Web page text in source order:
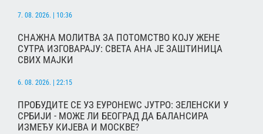
7. 08. 2026. | 10:36
СНАЖНА МОЛИТВА ЗА ПОТОМСТВО КОЈУ ЖЕНЕ
СУТРА ИЗГОВАРАЈУ: СВЕТА АНА ЈЕ ЗАШТИНИЦА
СВИХ МАЈКИ
6. 08. 2026. | 22:15
ПРОБУДИТЕ СЕ УЗ ЕУРОНЕWС ЈУТРО: ЗЕЛЕНСКИ У
СРБИЈИ - МОЖЕ ЛИ БЕОГРАД ДА БАЛАНСИРА
ИЗМЕЂУ КИЈЕВА И МОСКВЕ?